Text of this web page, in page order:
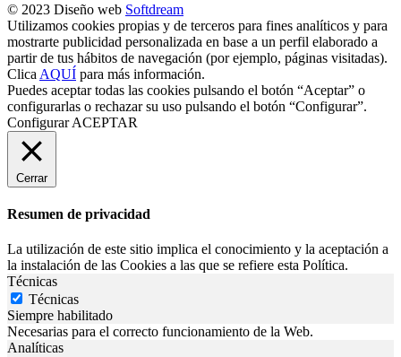
© 2023 Diseño web Softdream
Utilizamos cookies propias y de terceros para fines analíticos y para
mostrarte publicidad personalizada en base a un perfil elaborado a
partir de tus hábitos de navegación (por ejemplo, páginas visitadas).
Clica AQUÍ para más información.
Puedes aceptar todas las cookies pulsando el botón “Aceptar” o
configurarlas o rechazar su uso pulsando el botón “Configurar”.
Configurar ACEPTAR
Cerrar
Resumen de privacidad
La utilización de este sitio implica el conocimiento y la aceptación a
la instalación de las Cookies a las que se refiere esta Política.
Técnicas
Técnicas
Siempre habilitado
Necesarias para el correcto funcionamiento de la Web.
Analíticas